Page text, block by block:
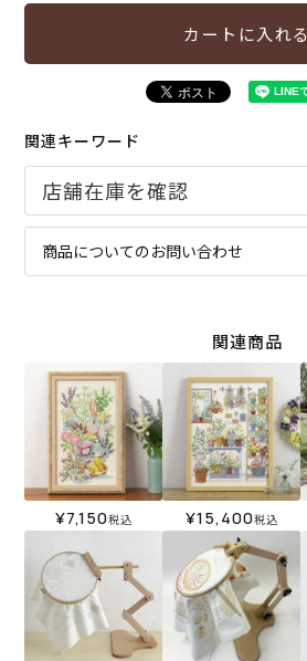
カートに入れる
関連キーワード
商品についてのお問い合わせ
関連商品
¥7,150税込 ¥15,400税込